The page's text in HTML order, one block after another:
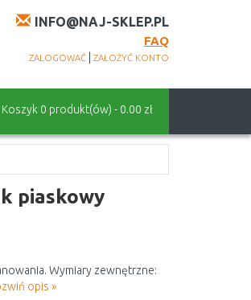
INFO@NAJ-SKLEP.PL
FAQ
ZALOGOWAĆ ZAŁOŻYĆ KONTO
Koszyk 0 produkt(ów) - 0.00 zł
piaskowy
Wymiary zewnętrzne:
opis »